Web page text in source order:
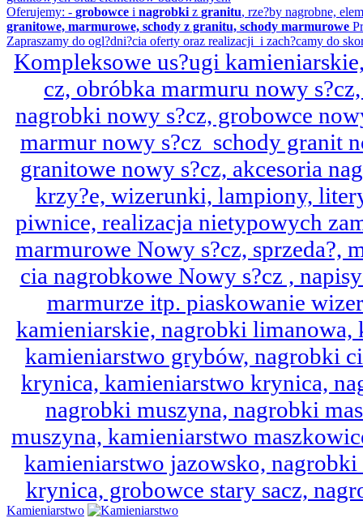
Oferujemy: - grobowce i nagrobki z granitu, rze?by nagrobne,
granitowe, marmurowe, schody z granitu, schody marmurowe
Zapraszamy do ogl?dni?cia oferty oraz realizacji i zach?camy do
Kompleksowe us?ugi
cz, obróbka marmuru nowy
nagrobki nowy s?cz, grobowce
marmur nowy s?cz schody granit
granitowe nowy s?cz, akcesoria
krzy?e, wizerunki, lampiony,
piwnice, realizacja nietypowych
marmurowe Nowy s?cz, sprzeda?,
cia nagrobkowe Nowy s?cz ,
marmurze itp. piaskowanie
kamieniarskie, nagrobki
kamieniarstwo grybów, nagrobki
krynica, kamieniarstwo krynica,
nagrobki muszyna, nagrobki
muszyna, kamieniarstwo
kamieniarstwo jazowsko,
krynica, grobowce stary sacz,
Kamieniarstwo